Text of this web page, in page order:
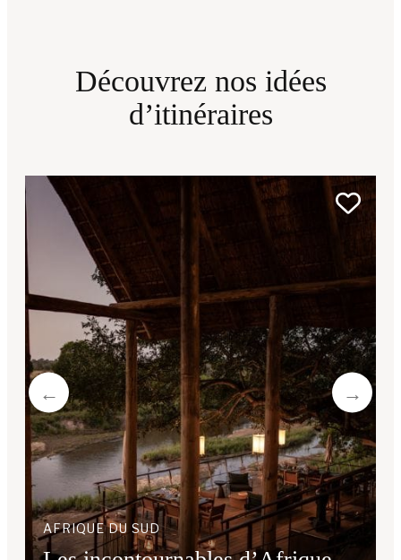
Découvrez nos idées
d’itinéraires
AFRIQUE DU SUD